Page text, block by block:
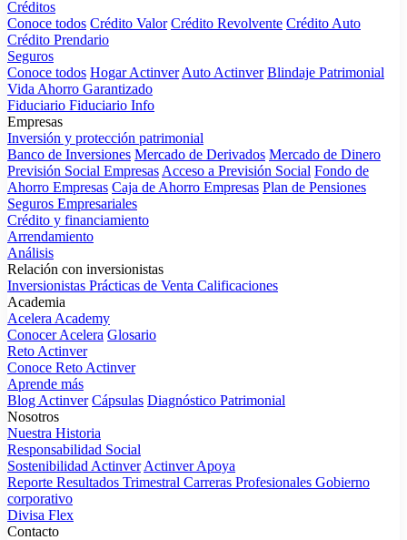
Créditos
Conoce todos Crédito Valor Crédito Revolvente Crédito Auto
Crédito Prendario
Seguros
Conoce todos Hogar Actinver Auto Actinver Blindaje Patrimonial
Vida Ahorro Garantizado
Fiduciario Fiduciario Info
Empresas
Inversión y protección patrimonial
Banco de Inversiones Mercado de Derivados Mercado de Dinero
Previsión Social Empresas Acceso a Previsión Social Fondo de
Ahorro Empresas Caja de Ahorro Empresas Plan de Pensiones
Seguros Empresariales
Crédito y financiamiento
Arrendamiento
Análisis
Relación con inversionistas
Inversionistas Prácticas de Venta Calificaciones
Academia
Acelera Academy
Conocer Acelera Glosario
Reto Actinver
Conoce Reto Actinver
Aprende más
Blog Actinver Cápsulas Diagnóstico Patrimonial
Nosotros
Nuestra Historia
Responsabilidad Social
Sostenibilidad Actinver Actinver Apoya
Reporte Resultados Trimestral Carreras Profesionales Gobierno
corporativo
Divisa Flex
Contacto